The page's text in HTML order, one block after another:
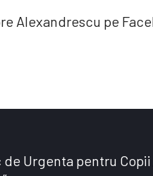
Alexandrescu pe
Urgenta pentru Copii